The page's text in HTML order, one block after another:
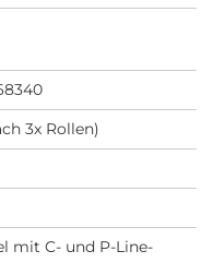
3x Rollen)
mit C- und P-Line-